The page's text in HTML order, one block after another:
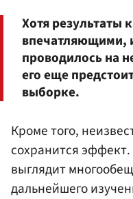
Хотя результаты
впечатляющими,
проводилось на
его еще
выборке.
Кроме того,
сохранится
выглядит
дальнейшего